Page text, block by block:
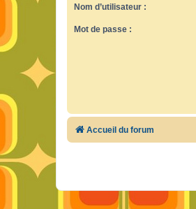
Nom d’utilisateur :
Mot de passe :
Accueil du forum